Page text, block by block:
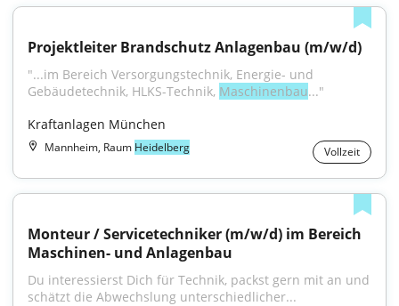
Projektleiter Brandschutz Anlagenbau (m/w/d)
"...im Bereich Versorgungstechnik, Energie- und
Gebäudetechnik, HLKS-Technik, Maschinenbau..."
Kraftanlagen München
Mannheim, Raum Heidelberg Vollzeit
Monteur / Servicetechniker (m/w/d) im Bereich
Maschinen- und Anlagenbau
Du interessierst Dich für Technik, packst gern mit an und
schätzt die Abwechslung unterschiedlicher...